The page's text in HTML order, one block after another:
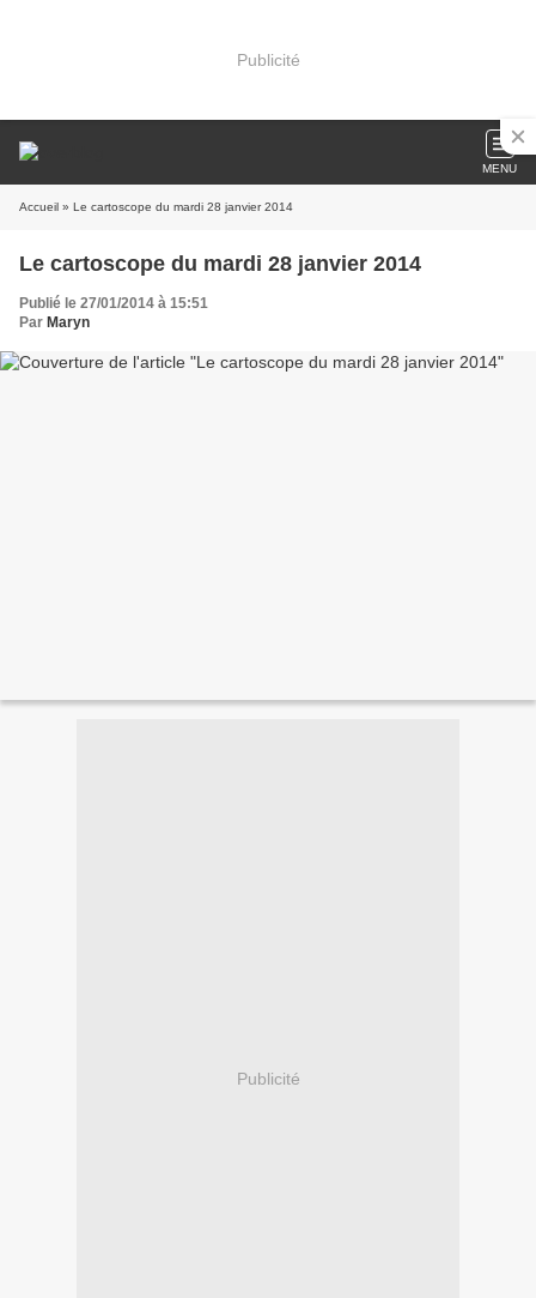
Publicité
MENU
Accueil » Le cartoscope du mardi 28 janvier 2014
Le cartoscope du mardi 28 janvier 2014
Publié le 27/01/2014 à 15:51
Par Maryn
Publicité